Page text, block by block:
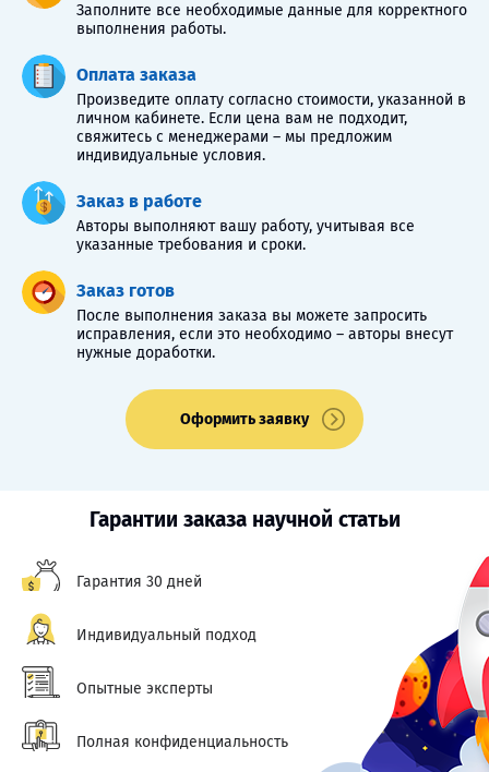
Заполните все необходимые данные для корректного
выполнения работы.
Оплата заказа
Произведите оплату согласно стоимости, указанной в
личном кабинете. Если цена вам не подходит,
свяжитесь с менеджерами – мы предложим
индивидуальные условия.
Заказ в работе
Авторы выполняют вашу работу, учитывая все
указанные требования и сроки.
Заказ готов
После выполнения заказа вы можете запросить
исправления, если это необходимо – авторы внесут
нужные доработки.
Оформить заявку
Гарантии заказа научной статьи
Гарантия 30 дней
Индивидуальный подход
Опытные эксперты
Полная конфиденциальность